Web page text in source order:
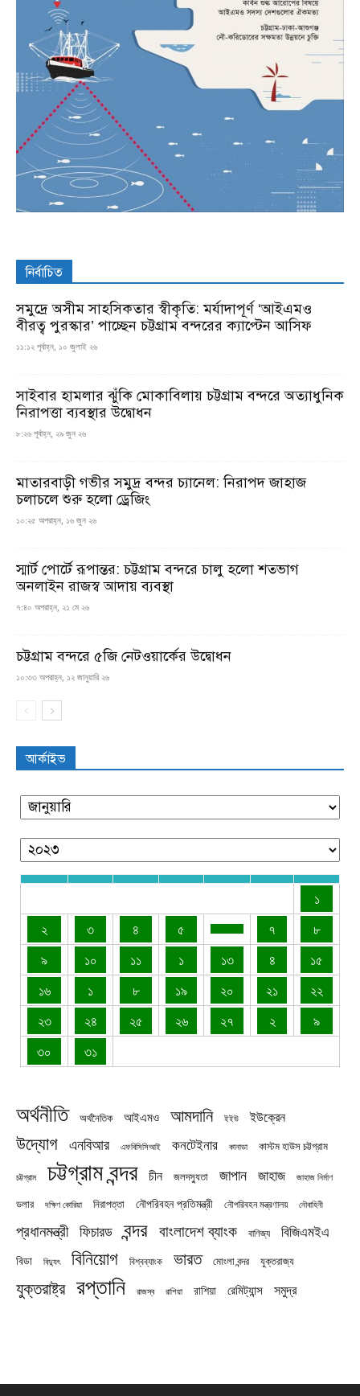
নির্বাচিত
সমুদ্রে অসীম সাহসিকতার স্বীকৃতি: মর্যাদাপূর্ণ ‘আইএমও
বীরত্ব পুরস্কার’ পাচ্ছেন চট্টগ্রাম বন্দরের ক্যাপ্টেন আসিফ
১১:১২ পূর্বাহ্ন, ১০ জুলাই ২৬
সাইবার হামলার ঝুঁকি মোকাবিলায় চট্টগ্রাম বন্দরে অত্যাধুনিক
নিরাপত্তা ব্যবস্থার উদ্বোধন
৮:২৬ পূর্বাহ্ন, ২৯ জুন ২৬
মাতারবাড়ী গভীর সমুদ্র বন্দর চ্যানেল: নিরাপদ জাহাজ
চলাচলে শুরু হলো ড্রেজিং
১০:২৫ অপরাহ্ন, ১৬ জুন ২৬
স্মার্ট পোর্টে রূপান্তর: চট্টগ্রাম বন্দরে চালু হলো শতভাগ
অনলাইন রাজস্ব আদায় ব্যবস্থা
৭:৪০ অপরাহ্ন, ২১ মে ২৬
চট্টগ্রাম বন্দরে ৫জি নেটওয়ার্কের উদ্বোধন
১০:৩৩ অপরাহ্ন, ১২ জানুয়ারি ২৬
আর্কাইভ
১
২
৩ ৪ ৫ ৭
৮
৯
১০ ১১ ১ ১৩ ৪
১৫
১৬
১ ৮ ১৯ ২০ ২১
২২
২৩
২৪ ২৫ ২৬ ২৭ ২
৯
৩০
৩১
অর্থনীতি অর্থনৈতিক আইএমও আমদানি ইইউ ইউক্রেন
উদ্যোগ এনবিআর এফবিসিসিআই কনটেইনার কানাডা কাস্টম হাউস চট্টগ্রাম
চট্টগ্রাম চট্টগ্রাম বন্দর চীন জলদস্যুতা জাপান জাহাজ জাহাজ নির্মাণ
ডলার দক্ষিণ কোরিয়া নিরাপত্তা নৌপরিবহন প্রতিমন্ত্রী নৌপরিবহন মন্ত্রণালয় নৌবাহিনী
প্রধানমন্ত্রী ফিচারড বন্দর বাংলাদেশ ব্যাংক বাণিজ্য বিজিএমইএ
বিডা বিদ্যুৎ বিনিয়োগ বিশ্বব্যাংক ভারত মোংলা বন্দর যুক্তরাজ্য
যুক্তরাষ্ট্র রপ্তানি রাজস্ব রাশিয়া রাশিয়া রেমিট্যান্স সমুদ্র